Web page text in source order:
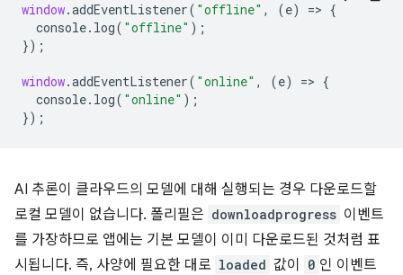
window.addEventListener( "offline" , (e) => {
console. log( "offline" );
});
window.addEventListener( "online" , (e) => {
console. log( "online" );
});
AI 추론이 클라우드의 모델에 대해 실행되는 경우 다운로드할
로컬 모델이 없습니다. 폴리필은 downloadprogress 이벤트
를 가장하므로 앱에는 기본 모델이 이미 다운로드된 것처럼 표
시됩니다. 즉, 사양에 필요한 대로 loaded 값이 0 인 이벤트